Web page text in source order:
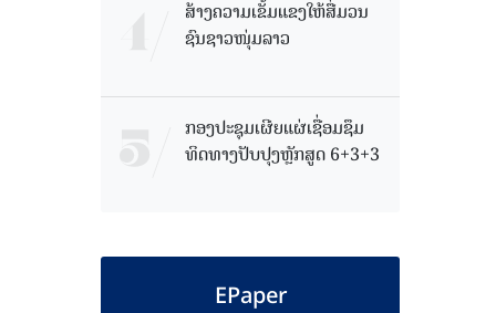
ສ້າງຄວາມເຂັ້ມແຂງໃຫ້ສື່ມວນ
ຊົນຊາວໜຸ່ມລາວ
ກອງປະຊຸມເຜີຍແຜ່ເຊື່ອມຊຶມ
ທິດທາງປັບປຸງຫຼັກສູດ 6+3+3
EPaper